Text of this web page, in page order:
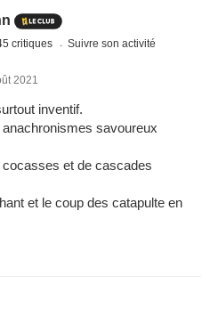
critiques Suivre son activité
2021
inventif.
savoureux
et de cascades
et le coup des catapulte en